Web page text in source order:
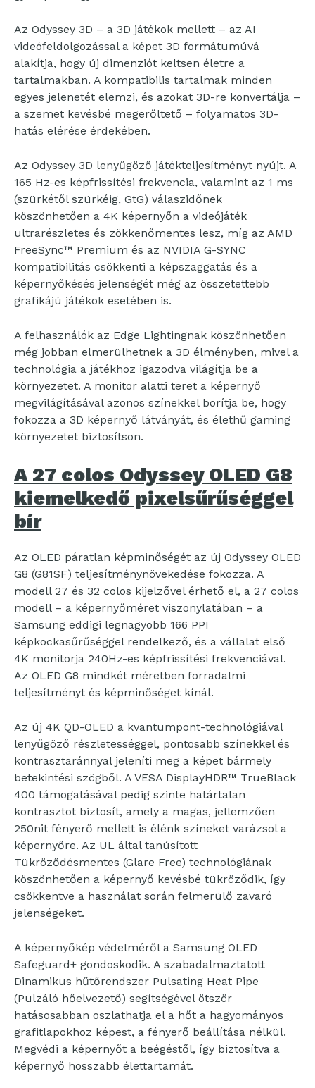
Az Odyssey 3D – a 3D játékok mellett – az AI
videófeldolgozással a képet 3D formátumúvá
alakítja, hogy új dimenziót keltsen életre a
tartalmakban. A kompatibilis tartalmak minden
egyes jelenetét elemzi, és azokat 3D-re konvertálja –
a szemet kevésbé megerőltető – folyamatos 3D-
hatás elérése érdekében.
Az Odyssey 3D lenyűgöző játékteljesítményt nyújt. A
165 Hz-es képfrissítési frekvencia, valamint az 1 ms
(szürkétől szürkéig, GtG) válaszidőnek
köszönhetően a 4K képernyőn a videójáték
ultrarészletes és zökkenőmentes lesz, míg az AMD
FreeSync™ Premium és az NVIDIA G-SYNC
kompatibilitás csökkenti a képszaggatás és a
képernyőkésés jelenségét még az összetettebb
grafikájú játékok esetében is.
A felhasználók az Edge Lightingnak köszönhetően
még jobban elmerülhetnek a 3D élményben, mivel a
technológia a játékhoz igazodva világítja be a
környezetet. A monitor alatti teret a képernyő
megvilágításával azonos színekkel borítja be, hogy
fokozza a 3D képernyő látványát, és élethű gaming
környezetet biztosítson.
A 27 colos Odyssey OLED G8
kiemelkedő pixelsűrűséggel
bír
Az OLED páratlan képminőségét az új Odyssey OLED
G8 (G81SF) teljesítménynövekedése fokozza. A
modell 27 és 32 colos kijelzővel érhető el, a 27 colos
modell – a képernyőméret viszonylatában – a
Samsung eddigi legnagyobb 166 PPI
képkockasűrűséggel rendelkező, és a vállalat első
4K monitorja 240Hz-es képfrissítési frekvenciával.
Az OLED G8 mindkét méretben forradalmi
teljesítményt és képminőséget kínál.
Az új 4K QD-OLED a kvantumpont-technológiával
lenyűgöző részletességgel, pontosabb színekkel és
kontrasztaránnyal jeleníti meg a képet bármely
betekintési szögből. A VESA DisplayHDR™ TrueBlack
400 támogatásával pedig szinte határtalan
kontrasztot biztosít, amely a magas, jellemzően
250nit fényerő mellett is élénk színeket varázsol a
képernyőre. Az UL által tanúsított
Tükröződésmentes (Glare Free) technológiának
köszönhetően a képernyő kevésbé tükröződik, így
csökkentve a használat során felmerülő zavaró
jelenségeket.
A képernyőkép védelméről a Samsung OLED
Safeguard+ gondoskodik. A szabadalmaztatott
Dinamikus hűtőrendszer Pulsating Heat Pipe
(Pulzáló hőelvezető) segítségével ötször
hatásosabban oszlathatja el a hőt a hagyományos
grafitlapokhoz képest, a fényerő beállítása nélkül.
Megvédi a képernyőt a beégéstől, így biztosítva a
képernyő hosszabb élettartamát.